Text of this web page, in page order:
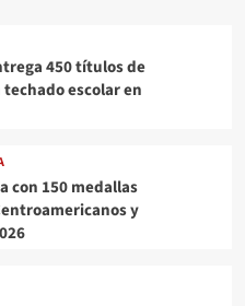
450 títulos de
escolar en
con 150 medallas
y